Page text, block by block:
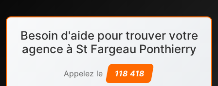
Besoin d'aide pour trouver votre
agence à St Fargeau Ponthierry
Appelez le 118 418